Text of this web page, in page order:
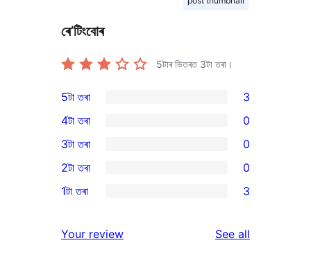
ৰে’টিংবোৰ
5টাৰ ভিতৰত 3টা তৰা।
3
5-
star
reviews
5টা তৰা 3
4-
star
reviews
4টা তৰা 0
0
3-
star
3টা তৰা 0
2-
reviews
2টা তৰা 0
star
1টা তৰা 3
Your review See all